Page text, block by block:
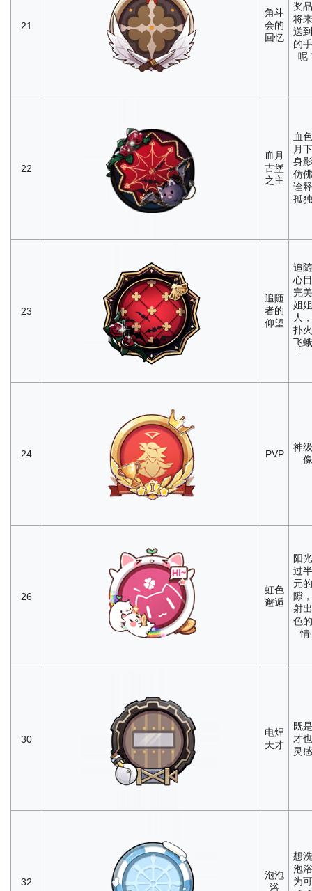
21
角斗
会的
回忆
奖
将
送
的
呢
22
血月
古堡
之主
血
月
身
仿
诠
孤
23
追随
者的
仰望
追
心
完
姐
人
扑
飞
24 PVP
神
像
26
虹色
邂逅
阳
过
元
隙
射
色
情
30
电焊
天才
既
才
灵
32
泡泡
浴
想
泡
为